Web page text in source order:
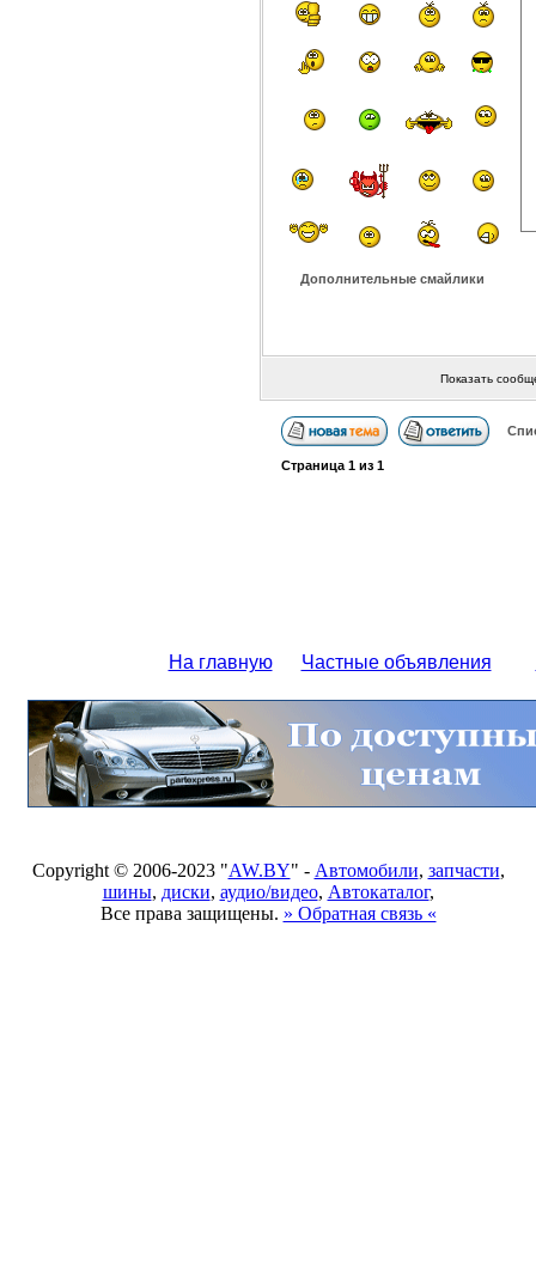
Дополнительные смайлики
Показать
Страница 1из 1
На главную Частные объявления
Copyright © 2006-2023 "AW.BY" - Автомобили, запчасти,
шины, диски, аудио/видео, Автокаталог,
Все права защищены. » Обратная связь «